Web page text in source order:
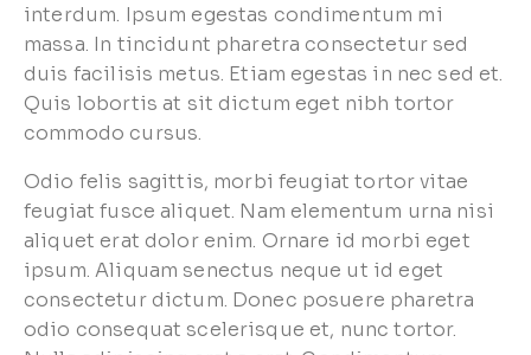
interdum. Ipsum egestas condimentum mi
massa. In tincidunt pharetra consectetur sed
duis facilisis metus. Etiam egestas in nec sed et.
Quis lobortis at sit dictum eget nibh tortor
commodo cursus.
Odio felis sagittis, morbi feugiat tortor vitae
feugiat fusce aliquet. Nam elementum urna nisi
aliquet erat dolor enim. Ornare id morbi eget
ipsum. Aliquam senectus neque ut id eget
consectetur dictum. Donec posuere pharetra
odio consequat scelerisque et, nunc tortor.